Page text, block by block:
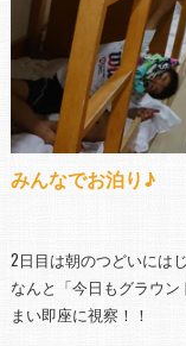
みんなでお泊り♪
2日目は朝のつどいにはじ
なんと「今日もグラウ
まい即座に視察！！